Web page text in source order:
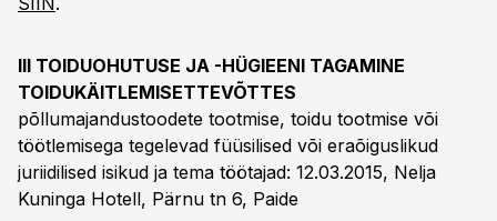
III TOIDUOHUTUSE JA -HÜGIEENI TAGAMINE
TOIDUKÄITLEMISETTEVÕTTES
põllumajandustoodete tootmise, toidu tootmise või
töötlemisega tegelevad füüsilised või eraõiguslikud
juriidilised isikud ja tema töötajad: 12.03.2015, Nelja
Kuninga Hotell, Pärnu tn 6, Paide